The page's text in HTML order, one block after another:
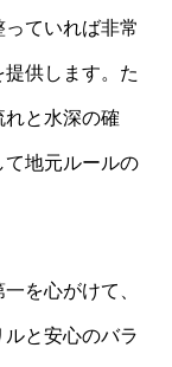
ていれば非常
供します。た
と水深の確
地元ルールの
を心がけて、
と安心のバラ